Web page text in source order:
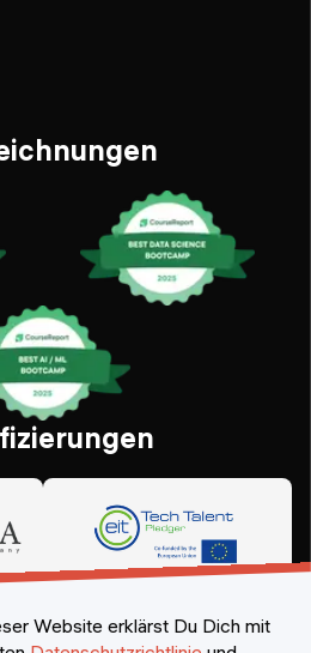
Website erklärst Du Dich mit